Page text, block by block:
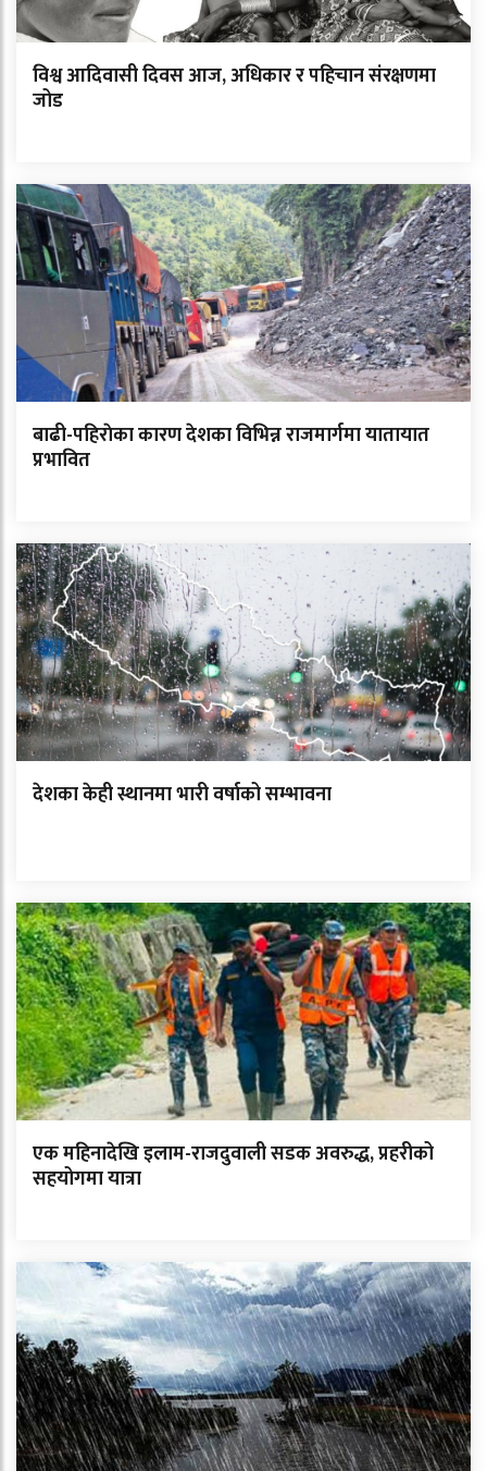
विश्व आदिवासी दिवस आज, अधिकार र पहिचान संरक्षणमा
जोड
बाढी-पहिराेका कारण देशका विभिन्न राजमार्गमा यातायात
प्रभावित
देशका केही स्थानमा भारी वर्षाको सम्भावना
एक महिनादेखि इलाम-राजदुवाली सडक अवरुद्ध, प्रहरीको
सहयोगमा यात्रा